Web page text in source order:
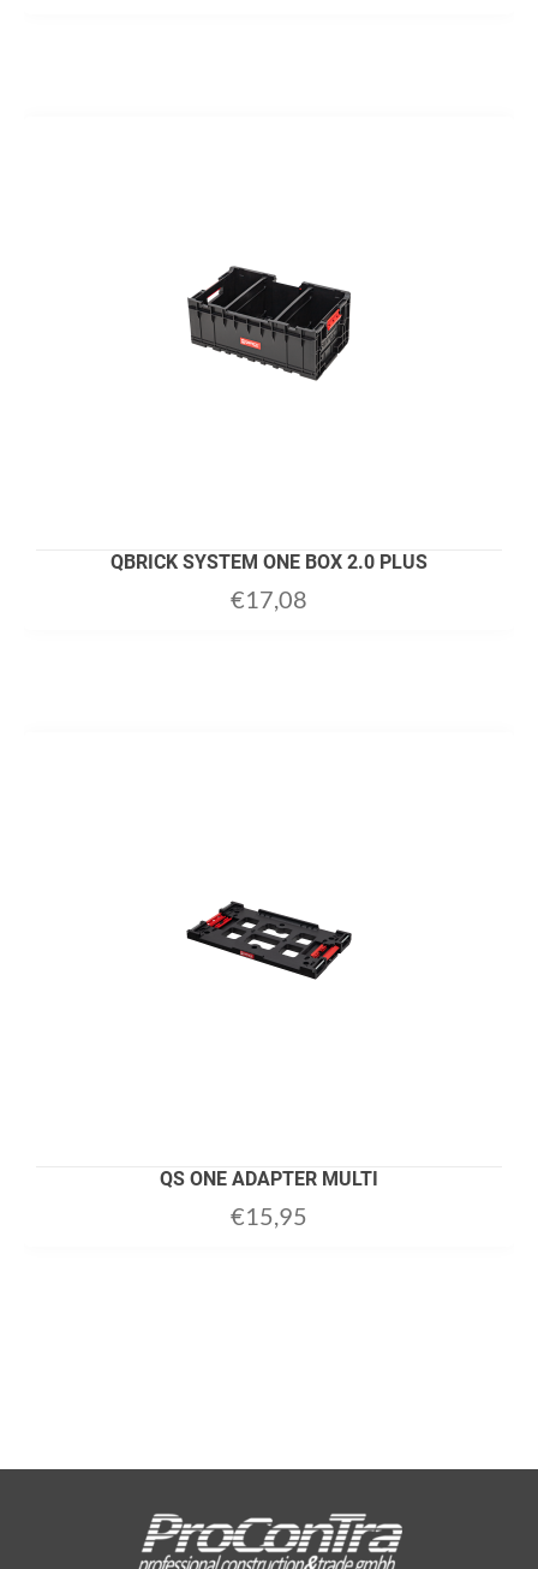
QBRICK SYSTEM ONE BOX 2.0 PLUS
€17,08
QS ONE ADAPTER MULTI
€15,95